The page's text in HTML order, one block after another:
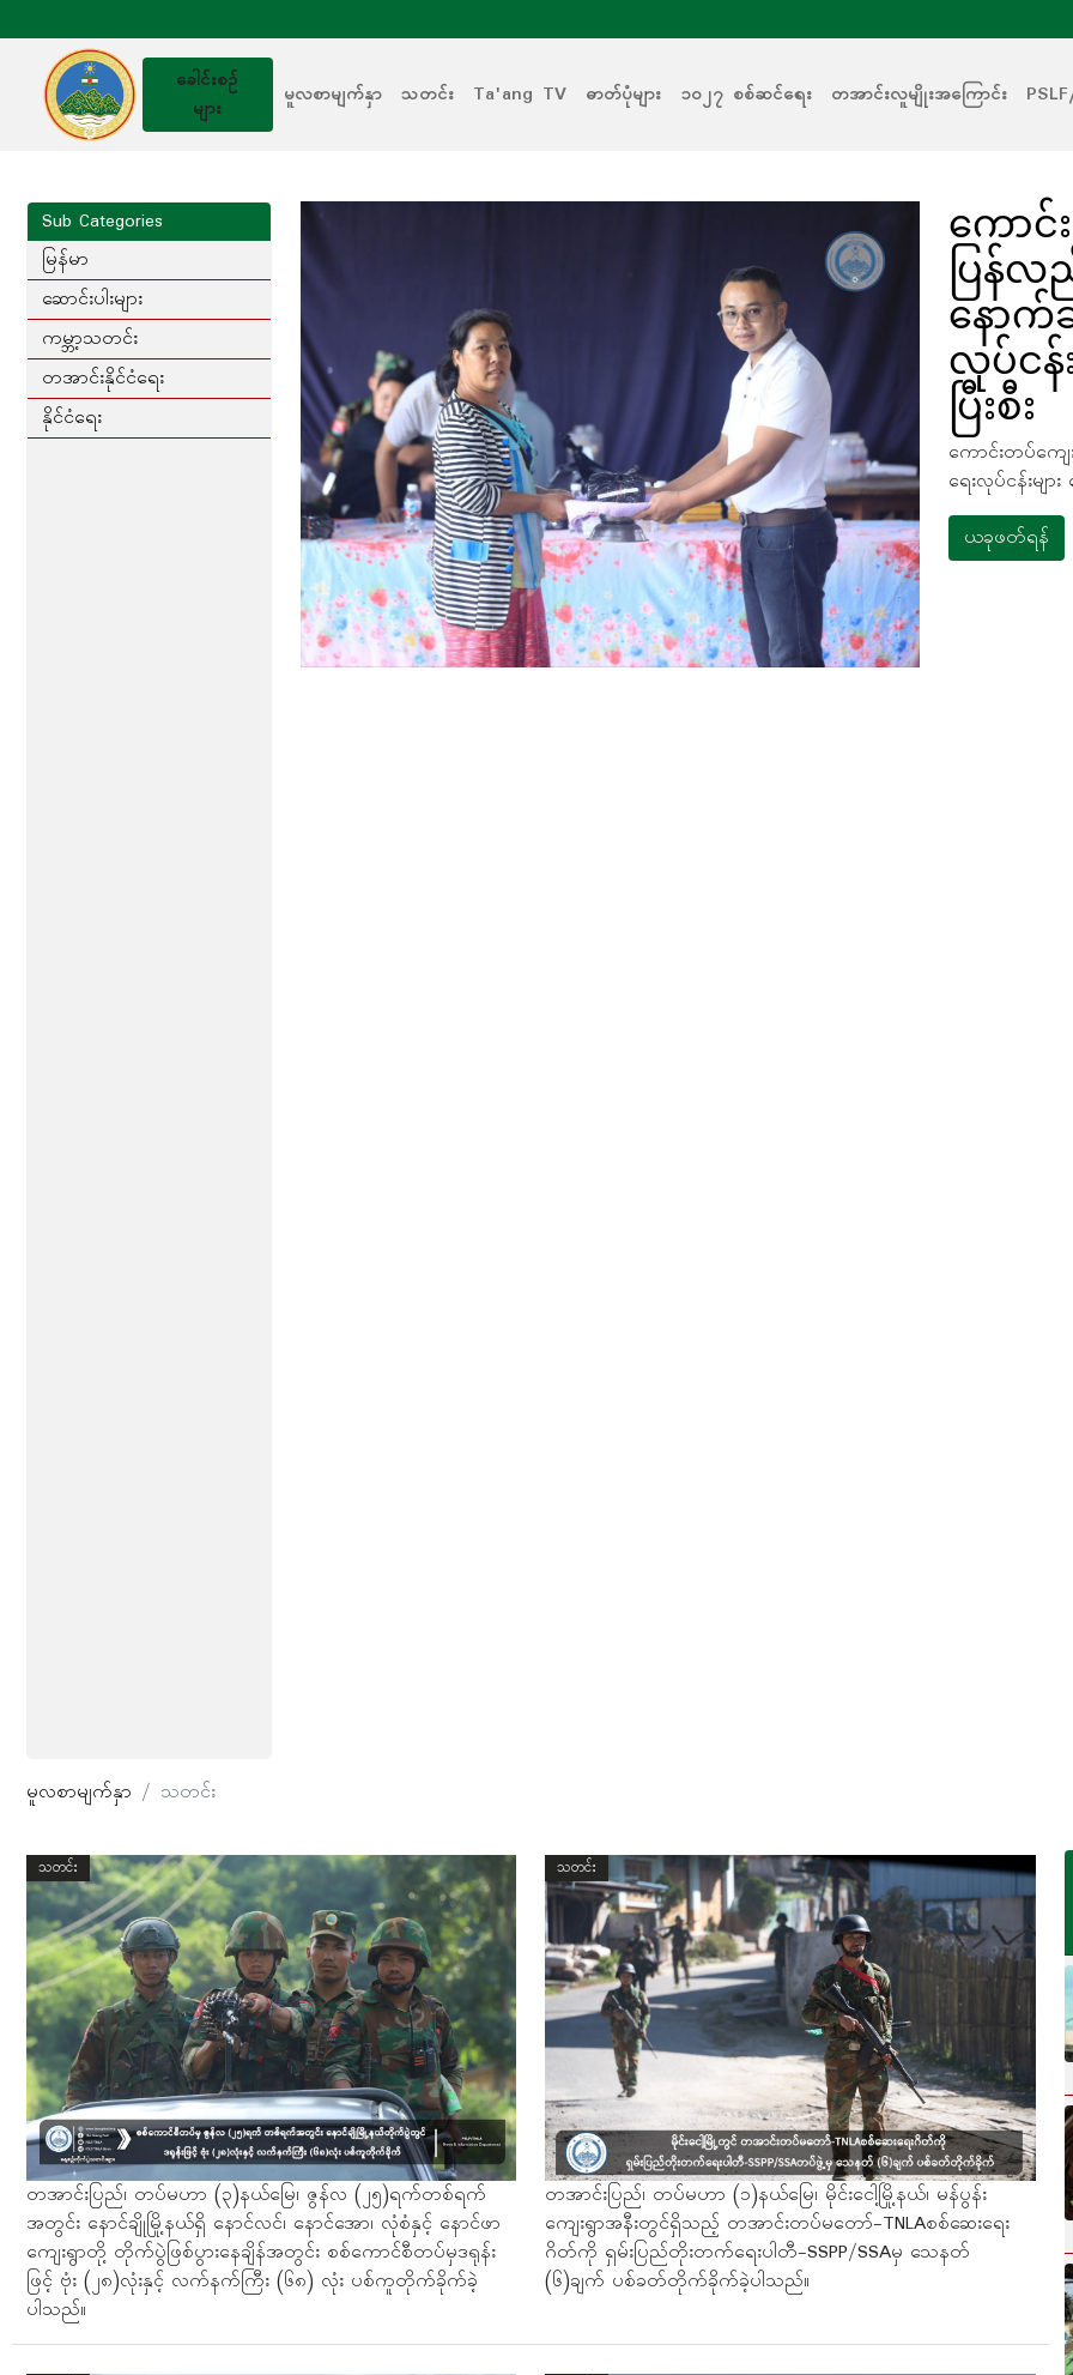
ခေါင်းစဥ်
များ
မူလစာမျက်နှာ သတင်း Ta'ang TV ဓာတ်ပုံများ ၁၀၂၇ စစ်ဆင်ရေး တအာင်းလူမျိုးအကြောင်း
Sub Categories
မြန်မာ
ဆောင်းပါးများ
ကမ္ဘာ့သတင်း
တအာင်းနိုင်ငံရေး
နိုင်ငံရေး
ကောင်
ပြန်
နော
လုပ်ငန်
ပြီးစီး
ကောင်းတပ်က
ရေးလုပ်ငန်းမျာ
ယခုဖတ်ရန်
မူလစာမျက်နှာ သတင်း
သတင်း
တအာင်းပြည်၊ တပ်မဟာ (၃)နယ်မြေ၊ ဇွန်လ (၂၅)ရက်တစ်ရက်
အတွင်း နောင်ချိုမြို့နယ်ရှိ နောင်လင်၊ နောင်အော၊ လုံစံနှင့် နောင်ဖာ
ကျေးရွာတို့ တိုက်ပွဲဖြစ်ပွားနေချိန်အတွင်း စစ်ကောင်စီတပ်မှဒရုန်း
ဖြင့် ဗုံး (၂၈)လုံးနှင့် လက်နက်ကြီး (၆၈) လုံး ပစ်ကူတိုက်ခိုက်ခဲ့
ပါသည်။
သတင်း
တအာင်းပြည်၊ တပ်မဟာ (၁)နယ်မြေ၊ မိုင်းငေါ့မြို့နယ်၊ မန်ပွန်း
ကျေးရွာအနီးတွင်ရှိသည့် တအာင်းတပ်မတော်-TNLAစစ်ဆေးရေး
ဂိတ်ကို ရှမ်းပြည်တိုးတက်ရေးပါတီ-SSPP/SSAမှ သေနတ်
(၆)ချက် ပစ်ခတ်တိုက်ခိုက်ခဲ့ပါသည်။